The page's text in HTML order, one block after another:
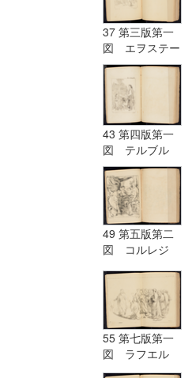
37 第三版第一
図 エヲステー
ド Aostade
43 第四版第一
図 テルブル
グ Terburg
49 第五版第二
図 コルレジ
55 第七版第一
図 ラフエル
Raffaelle